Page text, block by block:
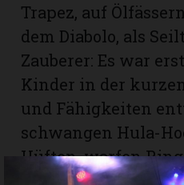
Trapez, auf
dem Diabolo, als
Zauberer: Es war
Kinder in der
und Fähigkeiten
schwangen Hula-
Hüften, warfen
mit Tellern und